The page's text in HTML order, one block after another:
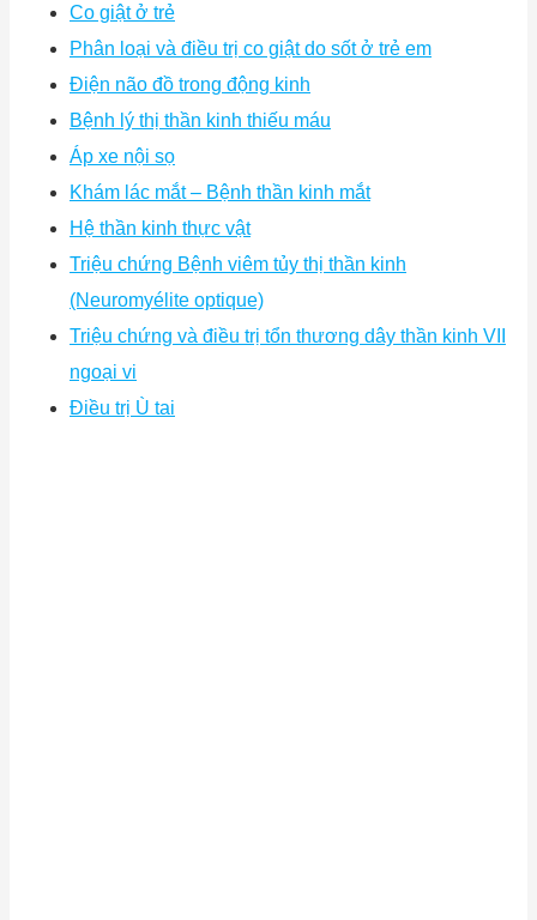
Co giật ở trẻ
Phân loại và điều trị co giật do sốt ở trẻ em
Điện não đồ trong động kinh
Bệnh lý thị thần kinh thiếu máu
Áp xe nội sọ
Khám lác mắt – Bệnh thần kinh mắt
Hệ thần kinh thực vật
Triệu chứng Bệnh viêm tủy thị thần kinh
(Neuromyélite optique)
Triệu chứng và điều trị tổn thương dây thần kinh VII
ngoại vi
Điều trị Ù tai